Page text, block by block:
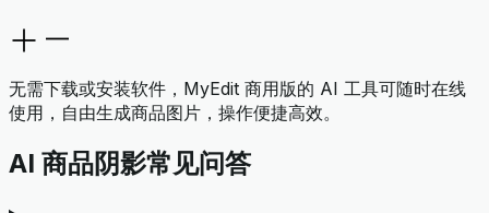
无需下载或安装软件，MyEdit 商用版的 AI 工具可随时在线
使用，自由生成商品图片，操作便捷高效。
AI 商品阴影常见问答